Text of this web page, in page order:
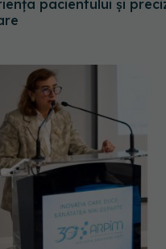
pacientului și